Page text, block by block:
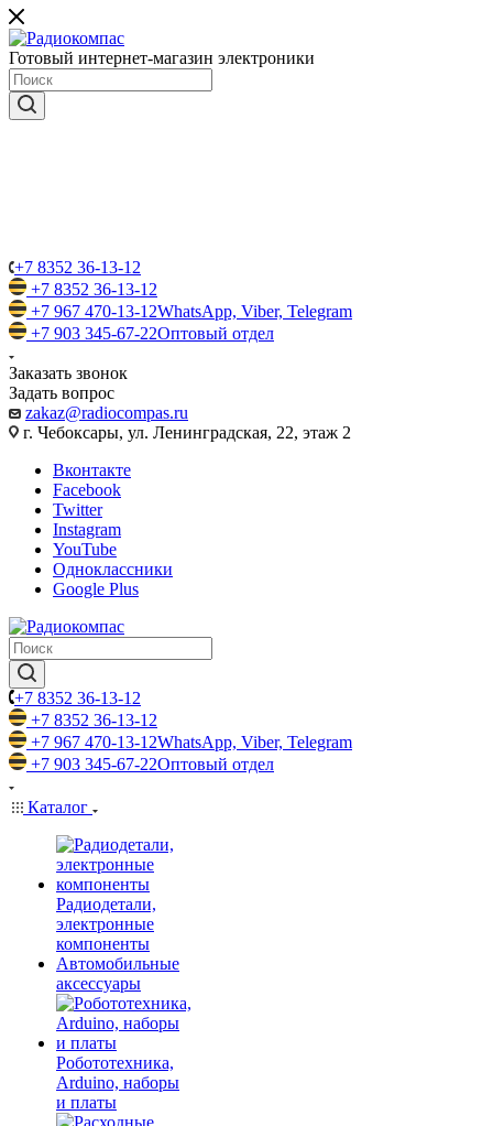
Готовый интернет-магазин электроники
+7 8352 36-13-12
+7 8352 36-13-12
+7 967 470-13-12WhatsApp, Viber, Telegram
+7 903 345-67-22Оптовый отдел
Заказать звонок
Задать вопрос
zakaz@radiocompas.ru
г. Чебоксары, ул. Ленинградская, 22, этаж 2
Вконтакте
Facebook
Twitter
Instagram
YouTube
Одноклассники
Google Plus
+7 8352 36-13-12
+7 8352 36-13-12
+7 967 470-13-12WhatsApp, Viber, Telegram
+7 903 345-67-22Оптовый отдел
Каталог
Радиодетали,
электронные
компоненты
Автомобильные
аксессуары
Робототехника,
Arduino, наборы
и платы